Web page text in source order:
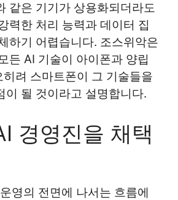
같은 기기가 상용화되더라도
력한 처리 능력과 데이터 집
하기 어렵습니다. 조스위악은
든 AI 기술이 아이폰과 양립
려 스마트폰이 그 기술들을
이 될 것이라고 설명합니다.
경영진을 채택
영의 전면에 나서는 흐름에